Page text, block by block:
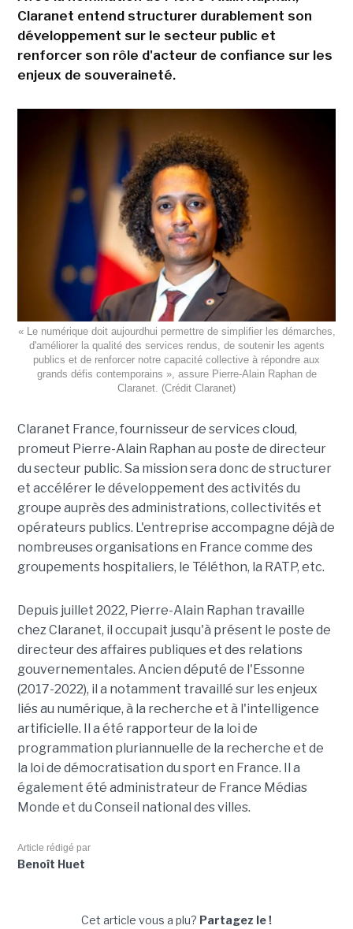
Claranet entend structurer durablement son
développement sur le secteur public et
renforcer son rôle d'acteur de confiance sur les
enjeux de souveraineté.
« Le numérique doit aujourdhui permettre de simplifier les démarches,
d'améliorer la qualité des services rendus, de soutenir les agents
publics et de renforcer notre capacité collective à répondre aux
grands défis contemporains », assure Pierre-Alain Raphan de
Claranet. (Crédit Claranet)
Claranet France, fournisseur de services cloud,
promeut Pierre-Alain Raphan au poste de directeur
du secteur public. Sa mission sera donc de structurer
et accélérer le développement des activités du
groupe auprès des administrations, collectivités et
opérateurs publics. L'entreprise accompagne déjà de
nombreuses organisations en France comme des
groupements hospitaliers, le Téléthon, la RATP, etc.
Depuis juillet 2022, Pierre-Alain Raphan travaille
chez Claranet, il occupait jusqu'à présent le poste de
directeur des affaires publiques et des relations
gouvernementales. Ancien député de l'Essonne
(2017-2022), il a notamment travaillé sur les enjeux
liés au numérique, à la recherche et à l'intelligence
artificielle. Il a été rapporteur de la loi de
programmation pluriannuelle de la recherche et de
la loi de démocratisation du sport en France. Il a
également été administrateur de France Médias
Monde et du Conseil national des villes.
Article rédigé par
Benoît Huet
Cet article vous a plu? Partagez le !